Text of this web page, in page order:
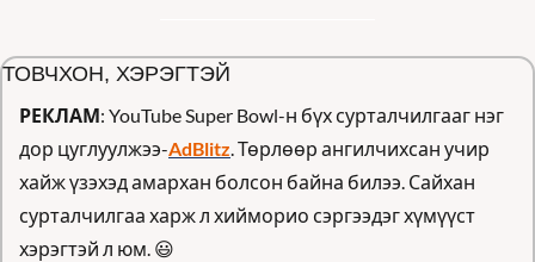
ТОВЧХОН, ХЭРЭГТЭЙ
РЕКЛАМ: YouTube Super Bowl-н бүх сурталчилгааг нэг
дор цуглуулжээ-AdBlitz. Төрлөөр ангилчихсан учир
хайж үзэхэд амархан болсон байна билээ. Сайхан
сурталчилгаа харж л хийморио сэргээдэг хүмүүст
хэрэгтэй л юм. 😃